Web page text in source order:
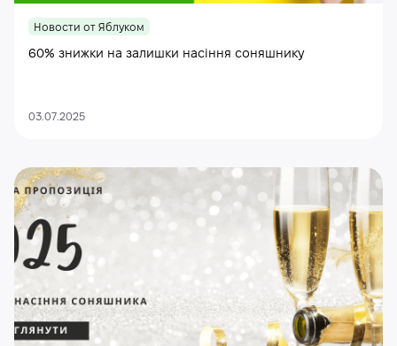
Новости от Яблуком
60% знижки на залишки насіння соняшнику
03.07.2025